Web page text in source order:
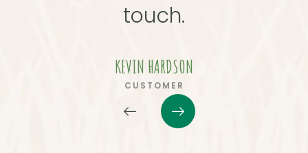
touch.
KEVIN HARDSON
CUSTOMER